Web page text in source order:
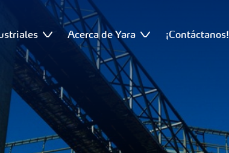
Acerca de Yara ¡Contáctanos!